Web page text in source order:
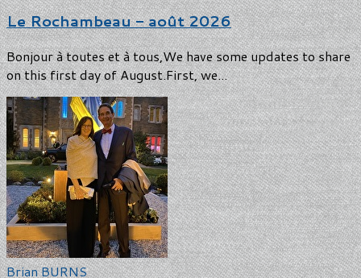
Le Rochambeau - août 2026
Bonjour à toutes et à tous,We have some updates to share
on this first day of August.First, we...
Brian BURNS